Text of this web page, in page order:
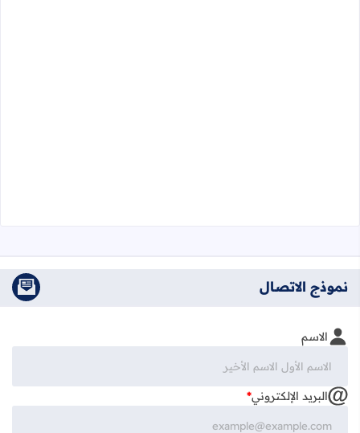
نموذج الاتصال
الاسم
البريد الإلكتروني*